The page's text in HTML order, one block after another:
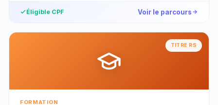
Éligible CPF Voir le parcours
TITRE RS
FORMATION